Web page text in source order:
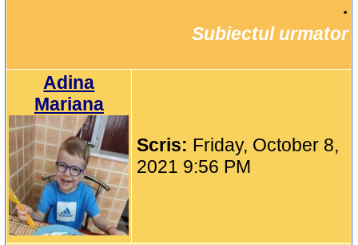
Subiectul urmator
Adina
Mariana
Scris: Friday, October 8,
2021 9:56 PM